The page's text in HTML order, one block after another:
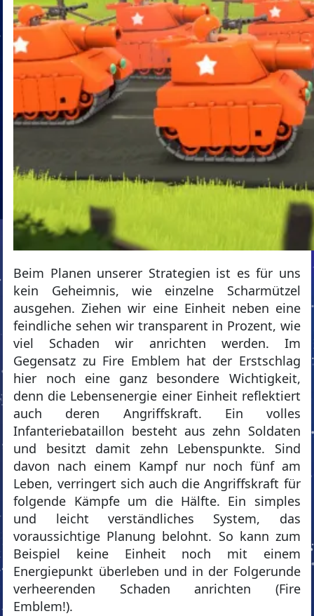
Beim Planen unserer Strategien ist es für uns
kein Geheimnis, wie einzelne Scharmützel
ausgehen. Ziehen wir eine Einheit neben eine
feindliche sehen wir transparent in Prozent, wie
viel Schaden wir anrichten werden. Im
Gegensatz zu Fire Emblem hat der Erstschlag
hier noch eine ganz besondere Wichtigkeit,
denn die Lebensenergie einer Einheit reflektiert
auch deren Angriffskraft. Ein volles
Infanteriebataillon besteht aus zehn Soldaten
und besitzt damit zehn Lebenspunkte. Sind
davon nach einem Kampf nur noch fünf am
Leben, verringert sich auch die Angriffskraft für
folgende Kämpfe um die Hälfte. Ein simples
und leicht verständliches System, das
voraussichtige Planung belohnt. So kann zum
Beispiel keine Einheit noch mit einem
Energiepunkt überleben und in der Folgerunde
verheerenden Schaden anrichten (Fire
Emblem!).